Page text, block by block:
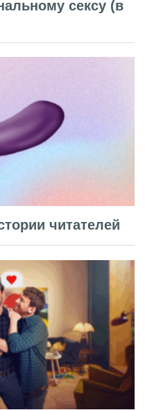
сексу (в
читателей